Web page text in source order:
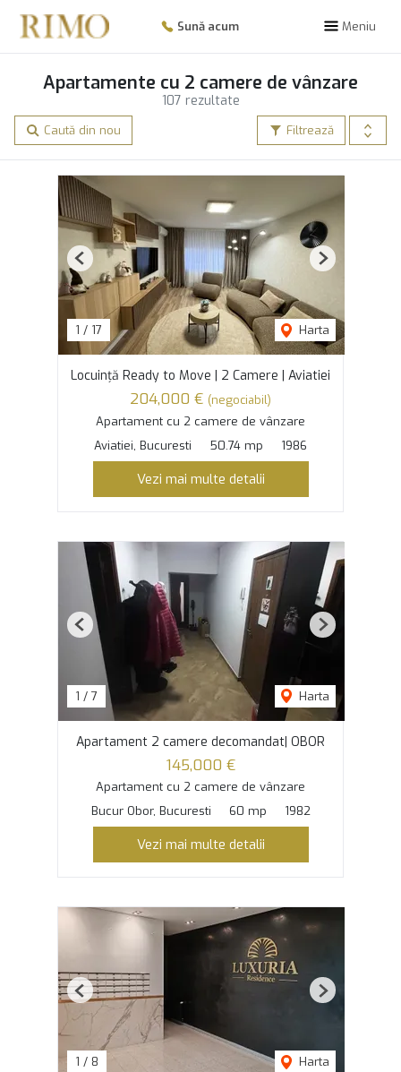
Sună acum Meniu
107 rezultate
Apartamente cu 2 camere de vânzare
Filtrează
Caută din nou
1 / 17 Harta
Previous Next
Locuință Ready to Move | 2 Camere | Aviatiei
204,000 € (negociabil)
Apartament cu 2 camere de vânzare
Aviatiei, Bucuresti
50.74 mp 1986
Vezi mai multe detalii
1 / 7 Harta
Previous Next
Apartament 2 camere decomandat| OBOR
145,000 €
Apartament cu 2 camere de vânzare
Bucur Obor, Bucuresti
60 mp 1982
Vezi mai multe detalii
1 / 8 Harta
Previous Next